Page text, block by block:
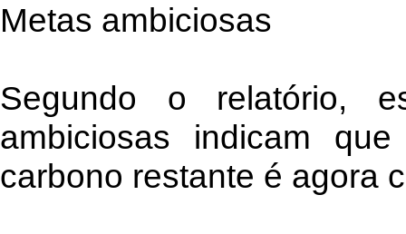
Metas ambiciosas
Segundo o relatório,
ambiciosas indicam
carbono restante é agora